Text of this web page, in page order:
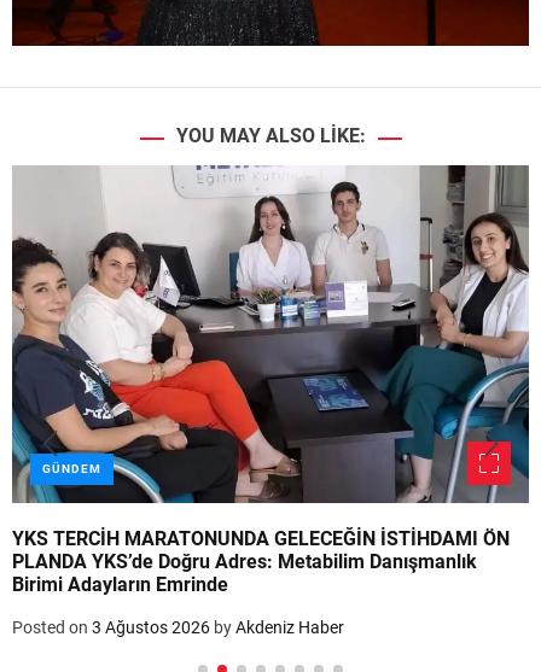
YOU MAY ALSO LIKE:
GÜNDEM
YKS TERCİH MARATONUNDA GELECEĞİN İSTİHDAMI ÖN
PLANDA YKS’de Doğru Adres: Metabilim Danışmanlık
Birimi Adayların Emrinde
Posted on 3 Ağustos 2026 byAkdeniz Haber